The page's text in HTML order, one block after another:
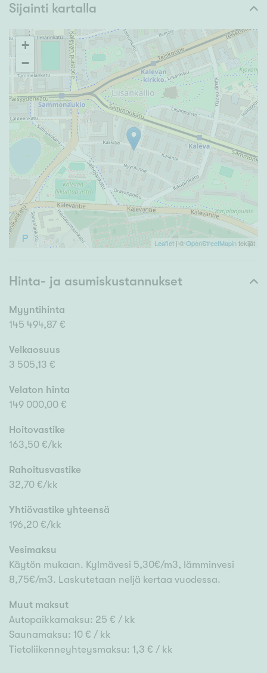
Sijainti kartalla
+
−
Leaflet | ©OpenStreetMapin tekijät
Hinta- ja asumiskustannukset
Myyntihinta
145 494,87 €
Velkaosuus
3 505,13 €
Velaton hinta
149 000,00 €
Hoitovastike
163,50 €/kk
Rahoitusvastike
32,70 €/kk
Yhtiövastike yhteensä
196,20 €/kk
Vesimaksu
Käytön mukaan. Kylmävesi 5,30€/m3, lämminvesi
8,75€/m3. Laskutetaan neljä kertaa vuodessa.
Muut maksut
Autopaikkamaksu: 25 € / kk
Saunamaksu: 10 € / kk
Tietoliikenneyhteysmaksu: 1,3 € / kk